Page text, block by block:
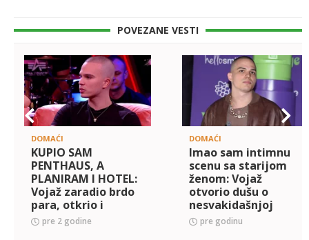
POVEZANE VESTI
DOMAĆI
KUPIO SAM
PENTHAUS, A
PLANIRAM I HOTEL:
Vojaž zaradio brdo
para, otkrio i
PROBLEM u vezi sa
devojkom
pre 2 godine
DOMAĆI
Imao sam intimnu
scenu sa starijom
ženom: Vojaž
otvorio dušu o
nesvakidašnjoj
situaciji, a evo šta
se dešava s njim i
pre godinu